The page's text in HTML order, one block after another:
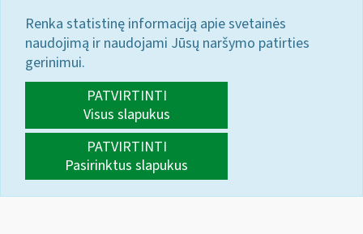
Renka statistinę informaciją apie svetainės
naudojimą ir naudojami Jūsų naršymo patirties
gerinimui.
PATVIRTINTI
Visus slapukus
PATVIRTINTI
Pasirinktus slapukus